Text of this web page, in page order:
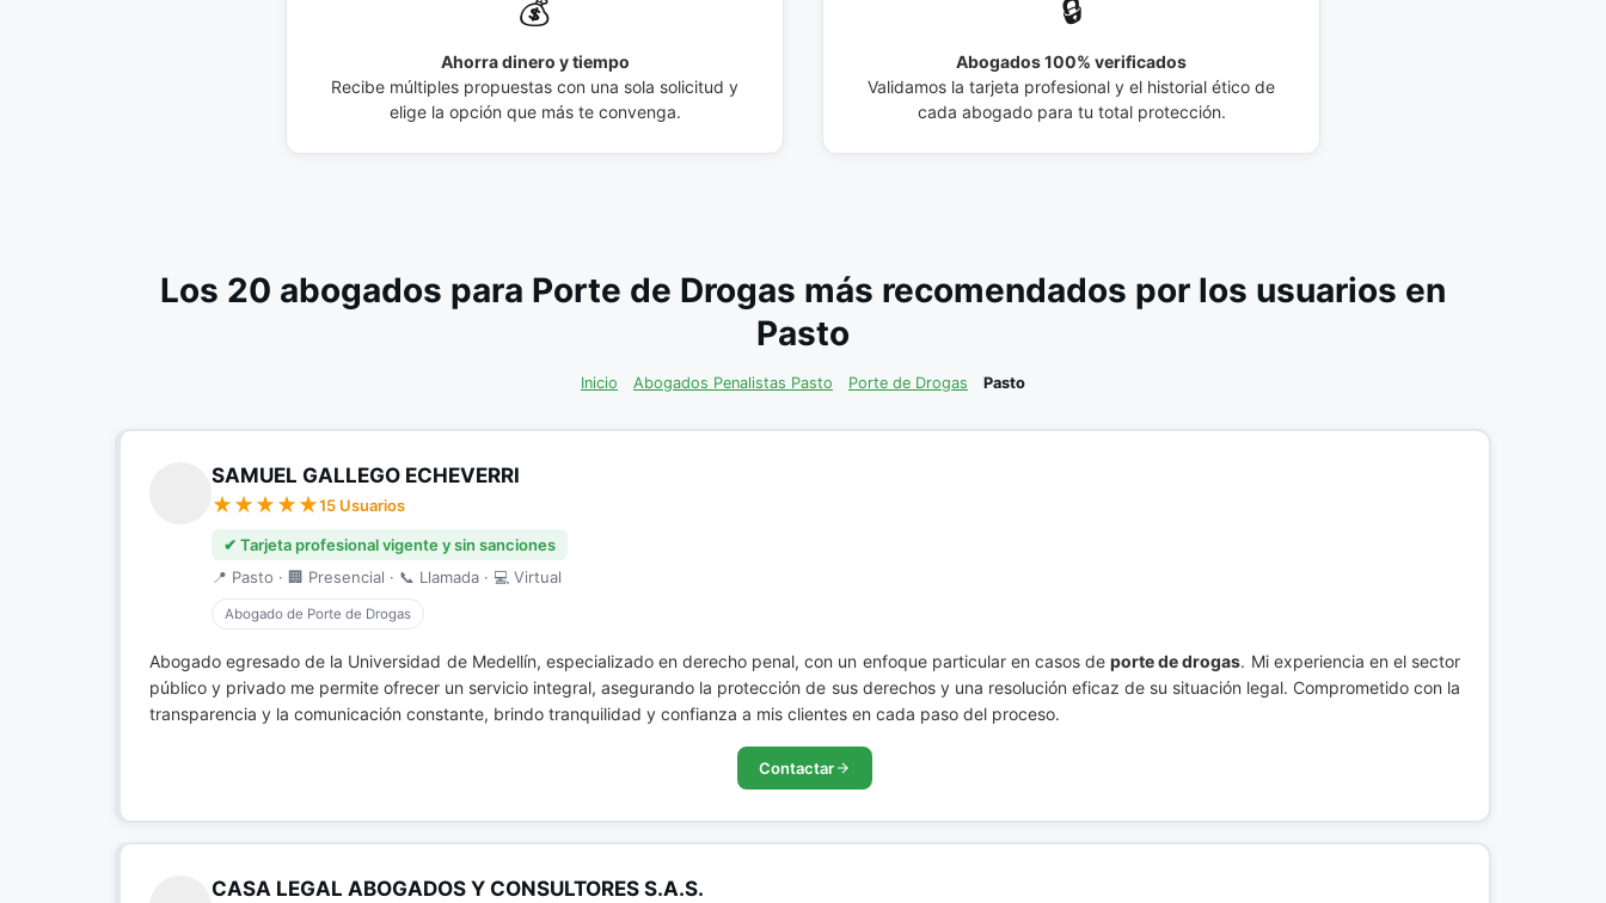
💰
Ahorra dinero y tiempo
Recibe múltiples propuestas con una sola solicitud y
elige la opción que más te convenga.
🔒
Abogados 100% verificados
Validamos la tarjeta profesional y el historial ético de
cada abogado para tu total protección.
Los 20 abogados para Porte de Drogas más recomendados por los usuarios en
Pasto
Inicio Abogados Penalistas Pasto Porte de Drogas Pasto
SAMUEL GALLEGO ECHEVERRI
15 Usuarios
✔ Tarjeta profesional vigente y sin sanciones
📍 Pasto · 🏢 Presencial · 📞 Llamada · 💻 Virtual
Abogado de Porte de Drogas
Abogado egresado de la Universidad de Medellín, especializado en derecho penal, con un enfoque particular en casos deporte de drogas. Mi experiencia en el sector
público y privado me permite ofrecer un servicio integral, asegurando la protección de sus derechos y una resolución eficaz de su situación legal. Comprometido con la
transparencia y la comunicación constante, brindo tranquilidad y confianza a mis clientes en cada paso del proceso.
Contactar
CASA LEGAL ABOGADOS Y CONSULTORES S.A.S.